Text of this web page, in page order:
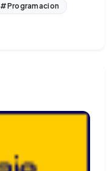
#Programacion